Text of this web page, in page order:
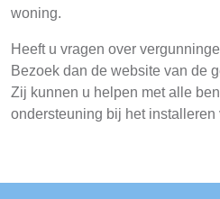
woning.
Heeft u vragen over
Bezoek dan de website van de
Zij kunnen u helpen met alle
ondersteuning bij het